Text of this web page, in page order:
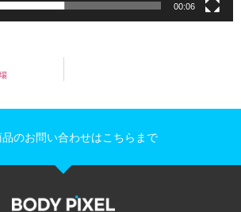
00:06
品のお問い合わせはこちらまで